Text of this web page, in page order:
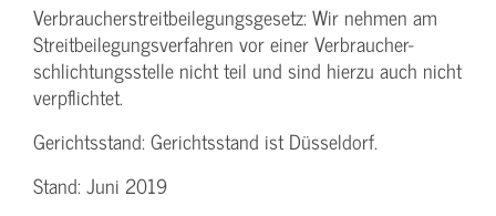
Verbraucher­streitbeilegungs­gesetz: Wir nehmen am
Streit­beilegungs­verfahren vor einer Verbraucher­
schlichtungs­stelle nicht teil und sind hierzu auch nicht
verpflichtet.
Gerichtsstand: Gerichtsstand ist Düsseldorf.
Stand: Juni 2019